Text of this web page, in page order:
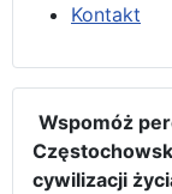
Kontakt
Wspomóż
cywilizacji